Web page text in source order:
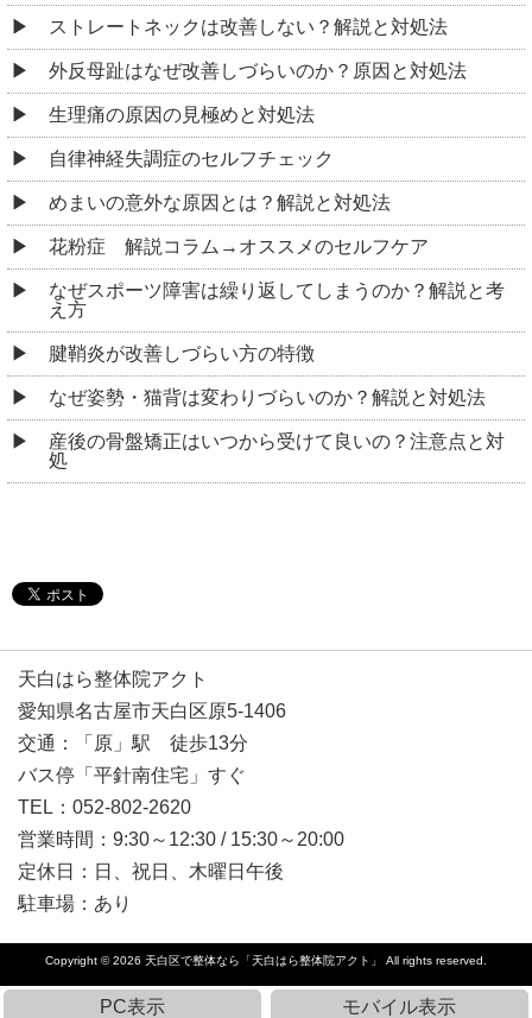
ストレートネックは改善しない？解説と対処法
外反母趾はなぜ改善しづらいのか？原因と対処法
生理痛の原因の見極めと対処法
自律神経失調症のセルフチェック
めまいの意外な原因とは？解説と対処法
花粉症 解説コラム→オススメのセルフケア
なぜスポーツ障害は繰り返してしまうのか？解説と考
え方
腱鞘炎が改善しづらい方の特徴
なぜ姿勢・猫背は変わりづらいのか？解説と対処法
産後の骨盤矯正はいつから受けて良いの？注意点と対
処
天白はら整体院アクト
愛知県名古屋市天白区原5-1406
交通：「原」駅 徒歩13分
バス停「平針南住宅」すぐ
TEL：052-802-2620
営業時間：9:30～12:30 / 15:30～20:00
定休日：日、祝日、木曜日午後
駐車場：あり
Copyright © 2026 天白区で整体なら「天白はら整体院アクト」 All rights reserved.
PC表示 モバイル表示